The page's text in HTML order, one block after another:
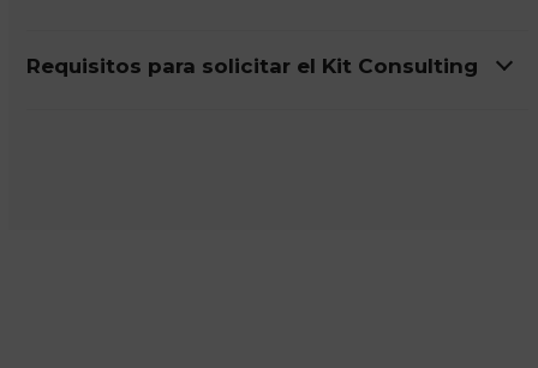
Requisitos para solicitar el Kit Consulting